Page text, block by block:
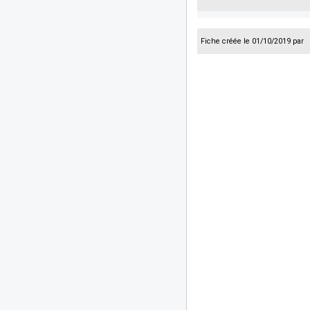
Fiche créée le 01/10/2019 par